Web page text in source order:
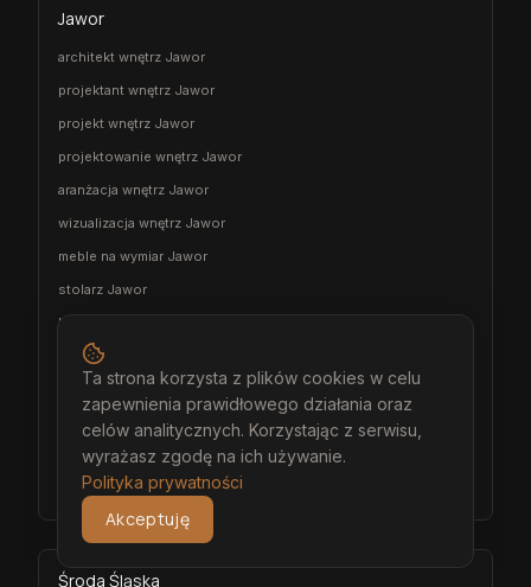
Jawor
architekt wnętrz Jawor
projektant wnętrz Jawor
projekt wnętrz Jawor
projektowanie wnętrz Jawor
aranżacja wnętrz Jawor
wizualizacja wnętrz Jawor
meble na wymiar Jawor
stolarz Jawor
kuchnia na wymiar Jawor
szafa na wymiar Jawor
garderoba na wymiar Jawor
wiatrołap na wymiar Jawor
meble łazienkowe na wymiar Jawor
meble pokojowe na wymiar Jawor
Środa Śląska
Ta strona korzysta z plików cookies w celu
zapewnienia prawidłowego działania oraz
celów analitycznych. Korzystając z serwisu,
wyrażasz zgodę na ich używanie.
Polityka prywatności
Akceptuję